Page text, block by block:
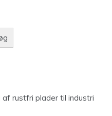
af rustfri plader til industri